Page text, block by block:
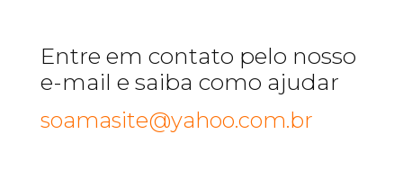
Entre em contato pelo nosso
e-mail e saiba como ajudar
soamasite@yahoo.com.br